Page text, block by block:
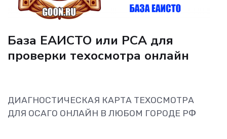
База ЕАИСТО или РСА для
проверки техосмотра онлайн
ДИАГНОСТИЧЕСКАЯ КАРТА ТЕХОСМОТРА
ДЛЯ ОСАГО ОНЛАЙН В ЛЮБОМ ГОРОДЕ РФ